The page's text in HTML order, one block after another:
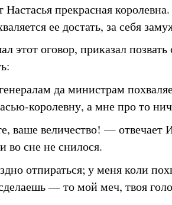
Настасья прекрасная
ее достать, за себя
этот оговор, приказал позвать
да министрам
королевну, а мне про то
ваше величество! — отвечает
сне не снилося.
отпираться; у меня коли
— то мой меч, твоя